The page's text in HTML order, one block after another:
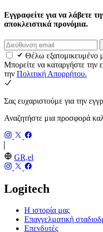
Εγγραφείτε για να λάβετε
αποκλειστικά προνόμια.
Θέλω εξατομικευμένο
Μπορείτε να καταργήστε την
την Πολιτική Απορρήτου.
Σας ευχαριστούμε για την
Αναζητήστε μια προσφορά
GR,el
Logitech
Η ιστορία μας
Επαγγελματική
Επενδυτές